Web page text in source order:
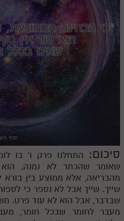
לאתר ספר הרב
דף היומי בזוהר הקדוש
סיכום: התחלנו פרק ו' בו
שאומר שהכתר לא נמנה,
מהבריאה, אלא ממוצע בין בורא
שייך. שייך אבל לא נספר כי
שבדבר, אבל הוא לא עוד פרט.
מעבר לחומר שבכל חומר,